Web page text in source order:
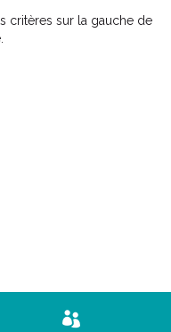
critères sur la gauche de